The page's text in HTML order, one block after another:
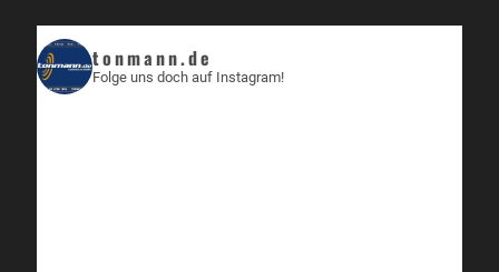
tonmann.de
Folge uns doch auf Instagram!